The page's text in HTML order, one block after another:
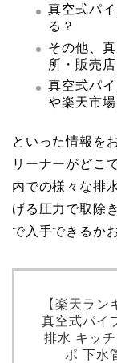
真空式パ
る？
その他、
所・販売店
真空式パ
や楽天市
といった情報を
リーナーがどこ
内での様々な排
げる圧力で取除
で入手できるか
【楽天ラ
真空式パイ
排水 キッ
ポ 下水